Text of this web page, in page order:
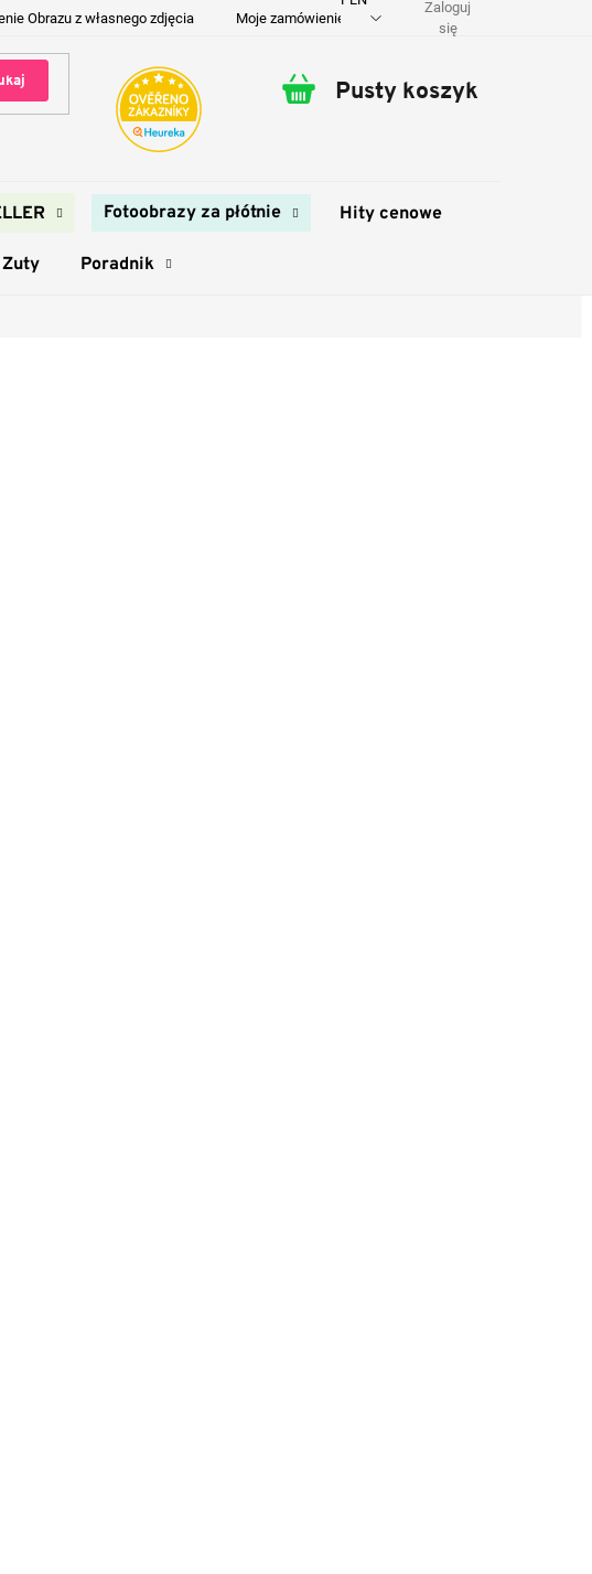
Obrazu z własnego zdjęcia Moje zamówienie Dostawa i płatność
Zaloguj
się
Koszyk
Pusty koszyk
Fotoobrazy za płótnie Hity cenowe
Poradnik